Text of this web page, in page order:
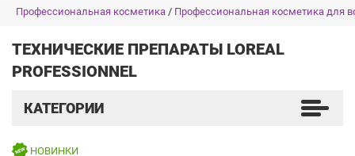
Профессиональная косметика / Профессиональная косметика для
ТЕХНИЧЕСКИЕ ПРЕПАРАТЫ LOREAL
PROFESSIONNEL
КАТЕГОРИИ
НОВИНКИ